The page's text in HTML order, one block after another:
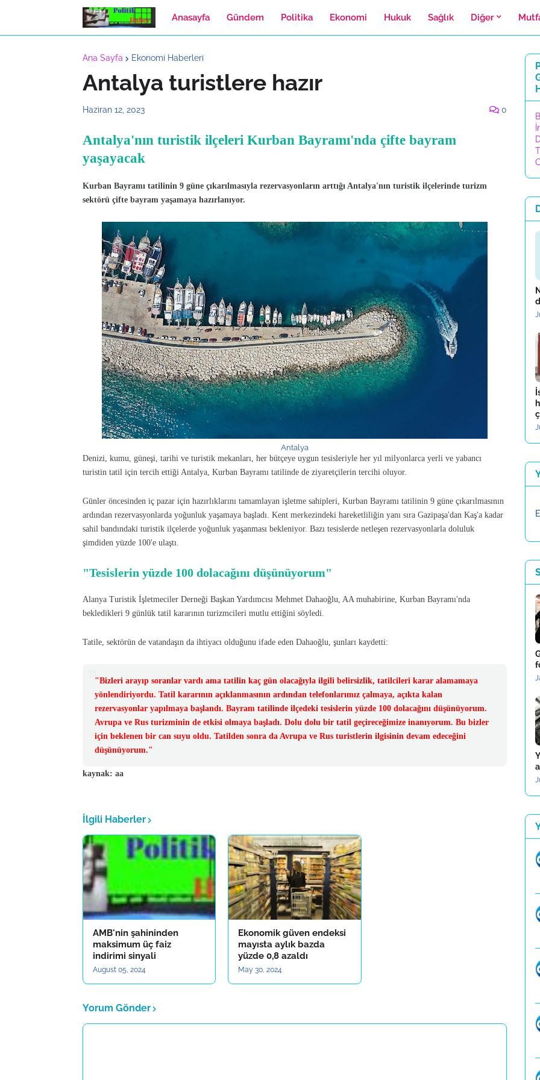
Anasayfa Gündem Politika Ekonomi Hukuk Sağlık Diğer
Ana Sayfa Ekonomi Haberleri
Antalya turistlere hazır
Haziran 12, 2023 0
Antalya'nın turistik ilçeleri Kurban Bayramı'nda çifte bayram
yaşayacak
Kurban Bayramı tatilinin 9 güne çıkarılmasıyla rezervasyonların arttığı Antalya'nın turistik ilçelerinde turizm
sektörü çifte bayram yaşamaya hazırlanıyor.
Antalya
Denizi, kumu, güneşi, tarihi ve turistik mekanları, her bütçeye uygun tesisleriyle her yıl milyonlarca yerli ve yabancı
turistin tatil için tercih ettiği Antalya, Kurban Bayramı tatilinde de ziyaretçilerin tercihi oluyor.
Günler öncesinden iç pazar için hazırlıklarını tamamlayan işletme sahipleri, Kurban Bayramı tatilinin 9 güne çıkarılmasının
ardından rezervasyonlarda yoğunluk yaşamaya başladı. Kent merkezindeki hareketliliğin yanı sıra Gazipaşa'dan Kaş'a kadar
sahil bandındaki turistik ilçelerde yoğunluk yaşanması bekleniyor. Bazı tesislerde netleşen rezervasyonlarla doluluk
şimdiden yüzde 100'e ulaştı.
"Tesislerin yüzde 100 dolacağını düşünüyorum"
Alanya Turistik İşletmeciler Derneği Başkan Yardımcısı Mehmet Dahaoğlu, AA muhabirine, Kurban Bayramı'nda
bekledikleri 9 günlük tatil kararının turizmcileri mutlu ettiğini söyledi.
Tatile, sektörün de vatandaşın da ihtiyacı olduğunu ifade eden Dahaoğlu, şunları kaydetti:
"Bizleri arayıp soranlar vardı ama tatilin kaç gün olacağıyla ilgili belirsizlik, tatilcileri karar alamamaya
yönlendiriyordu. Tatil kararının açıklanmasının ardından telefonlarımız çalmaya, açıkta kalan
rezervasyonlar yapılmaya başlandı. Bayram tatilinde ilçedeki tesislerin yüzde 100 dolacağını düşünüyorum.
Avrupa ve Rus turizminin de etkisi olmaya başladı. Dolu dolu bir tatil geçireceğimize inanıyorum. Bu bizler
için beklenen bir can suyu oldu. Tatilden sonra da Avrupa ve Rus turistlerin ilgisinin devam edeceğini
düşünüyorum."
kaynak: aa
İlgili Haberler
AMB'nin şahininden
maksimum üç faiz
indirimi sinyali
August 05, 2024
Ekonomik güven endeksi
mayısta aylık bazda
yüzde 0,8 azaldı
May 30, 2024
Yorum Gönder